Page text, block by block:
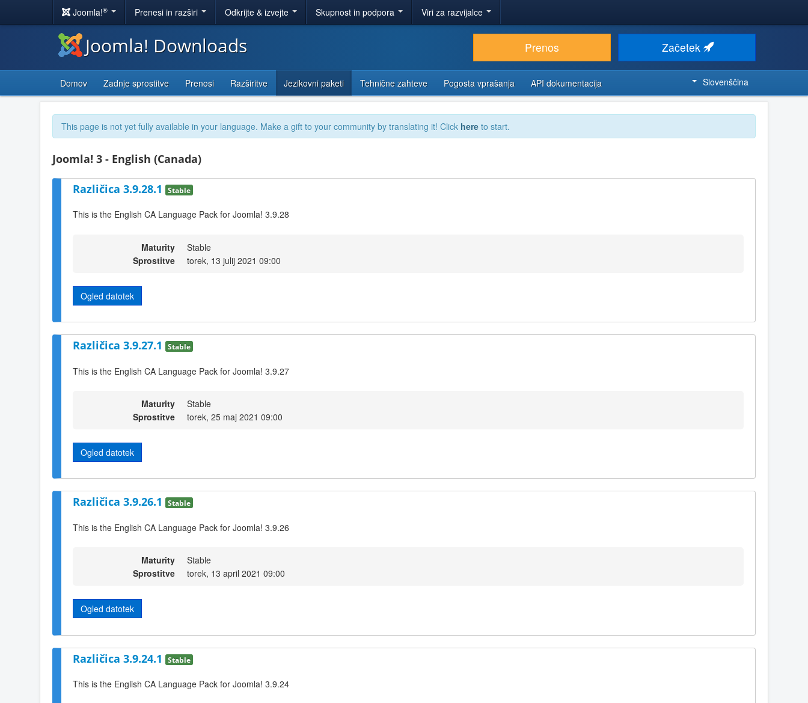
Joomla!® Prenesi in razširi Odkrijte & izvejte Skupnost in podpora Viri za razvijalce
Joomla! Downloads Prenos Začetek
Domov Zadnje sprostitve Prenosi Razširitve Jezikovni paketi Tehnične zahteve Pogosta vprašanja API dokumentacija Slovenščina
This page is not yet fully available in your language. Make a gift to your community by translating it! Click here to start.
Joomla! 3 - English (Canada)
Različica 3.9.28.1 Stable
This is the English CA Language Pack for Joomla! 3.9.28
Maturity
Stable
Sprostitve
torek, 13 julij 2021 09:00
Ogled datotek
Različica 3.9.27.1 Stable
This is the English CA Language Pack for Joomla! 3.9.27
Maturity
Stable
Sprostitve
torek, 25 maj 2021 09:00
Ogled datotek
Različica 3.9.26.1 Stable
This is the English CA Language Pack for Joomla! 3.9.26
Maturity
Stable
Sprostitve
torek, 13 april 2021 09:00
Ogled datotek
Različica 3.9.24.1 Stable
This is the English CA Language Pack for Joomla! 3.9.24